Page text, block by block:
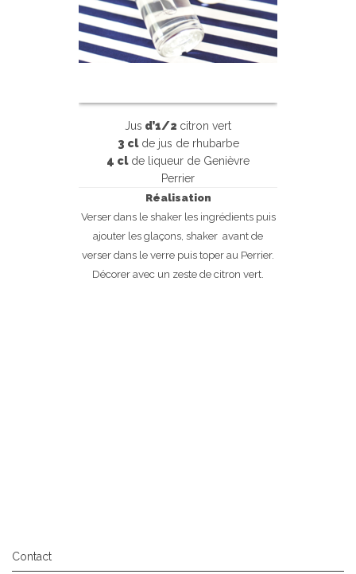
Jus d’1/2 citron vert
3 clde jus de rhubarbe
4 clde liqueur de Genièvre
Perrier
Réalisation
Verser dans le shaker les ingrédients puis
ajouter les glaçons, shaker avant de
verser dans le verre puis toper au Perrier.
Décorer avec un zeste de citron vert.
Contact